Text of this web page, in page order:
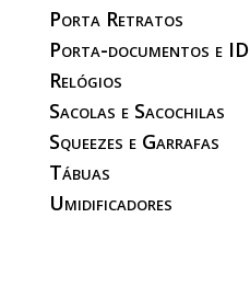
Porta Retratos
Porta-documentos e ID
Relógios
Sacolas e Sacochilas
Squeezes e Garrafas
Tábuas
Umidificadores